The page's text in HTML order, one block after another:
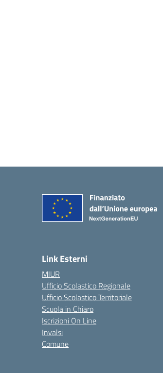
Link Esterni
MIUR
Ufficio Scolastico Regionale
Ufficio Scolastico Territoriale
Scuola in Chiaro
Iscrizioni On Line
Invalsi
Comune